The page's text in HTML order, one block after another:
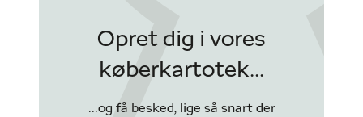
Opret dig i vores
køberkartotek...
...og få besked, lige så snart der